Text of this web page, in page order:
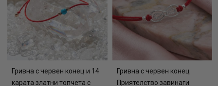
Гривна с червен конец и 14
карата златни топчета с
Гривна с червен конец
Приятелство завинаги